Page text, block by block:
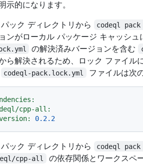
示的になります。
ック ディレクトリから
codeql
ンがローカル パッケージ キャッシュ
の解決済みバージョンを含む
ら解決されるため、ロック ファイル
codeql-pack.lock.yml ファイルは次
cpp-all:
0.2.2
ック ディレクトリから codeql
cpp-all の依存関係とワークスペ